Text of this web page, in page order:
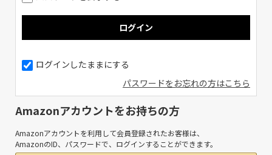
ログインしたままにする
パスワードをお忘れの方はこちら
Amazonアカウントをお持ちの方
Amazonアカウントを利用して会員登録されたお客様は、
AmazonのID、パスワードで、ログインすることができます。